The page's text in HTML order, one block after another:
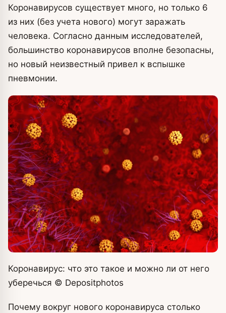
Коронавирусов существует много, но только 6
из них (без учета нового) могут заражать
человека. Согласно данным исследователей,
большинство коронавирусов вполне безопасны,
но новый неизвестный привел к вспышке
пневмонии.
Коронавирус: что это такое и можно ли от него
уберечься © Depositphotos
Почему вокруг нового коронавируса столько